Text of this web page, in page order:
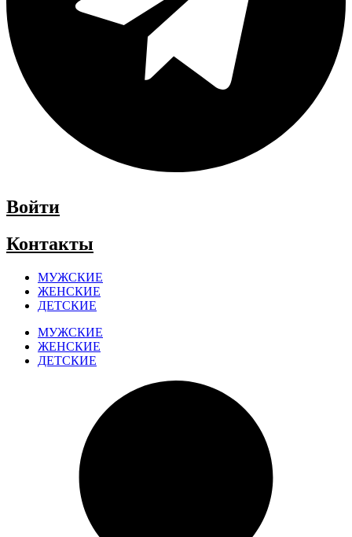
Войти
Контакты
МУЖСКИЕ
ЖЕНСКИЕ
ДЕТСКИЕ
МУЖСКИЕ
ЖЕНСКИЕ
ДЕТСКИЕ